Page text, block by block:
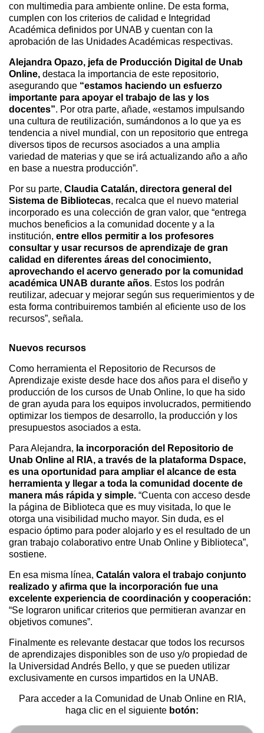
con multimedia para ambiente online. De esta forma,
cumplen con los criterios de calidad e Integridad
Académica definidos por UNAB y cuentan con la
aprobación de las Unidades Académicas respectivas.
Alejandra Opazo, jefa de Producción Digital de Unab
Online, destaca la importancia de este repositorio,
asegurando que “estamos haciendo un esfuerzo
importante para apoyar el trabajo de las y los
docentes”. Por otra parte, añade, «estamos impulsando
una cultura de reutilización, sumándonos a lo que ya es
tendencia a nivel mundial, con un repositorio que entrega
diversos tipos de recursos asociados a una amplia
variedad de materias y que se irá actualizando año a año
en base a nuestra producción”.
Por su parte, Claudia Catalán, directora general del
Sistema de Bibliotecas, recalca que el nuevo material
incorporado es una colección de gran valor, que “entrega
muchos beneficios a la comunidad docente y a la
institución, entre ellos permitir a los profesores
consultar y usar recursos de aprendizaje de gran
calidad en diferentes áreas del conocimiento,
aprovechando el acervo generado por la comunidad
académica UNAB durante años. Estos los podrán
reutilizar, adecuar y mejorar según sus requerimientos y de
esta forma contribuiremos también al eficiente uso de los
recursos”, señala.
Nuevos recursos
Como herramienta el Repositorio de Recursos de
Aprendizaje existe desde hace dos años para el diseño y
producción de los cursos de Unab Online, lo que ha sido
de gran ayuda para los equipos involucrados, permitiendo
optimizar los tiempos de desarrollo, la producción y los
presupuestos asociados a esta.
Para Alejandra, la incorporación del Repositorio de
Unab Online al RIA, a través de la plataforma Dspace,
es una oportunidad para ampliar el alcance de esta
herramienta y llegar a toda la comunidad docente de
manera más rápida y simple. “Cuenta con acceso desde
la página de Biblioteca que es muy visitada, lo que le
otorga una visibilidad mucho mayor. Sin duda, es el
espacio óptimo para poder alojarlo y es el resultado de un
gran trabajo colaborativo entre Unab Online y Biblioteca”,
sostiene.
En esa misma línea, Catalán valora el trabajo conjunto
realizado y afirma que la incorporación fue una
excelente experiencia de coordinación y cooperación:
“Se lograron unificar criterios que permitieran avanzar en
objetivos comunes”.
Finalmente es relevante destacar que todos los recursos
de aprendizajes disponibles son de uso y/o propiedad de
la Universidad Andrés Bello, y que se pueden utilizar
exclusivamente en cursos impartidos en la UNAB.
Para acceder a la Comunidad de Unab Online en RIA,
haga clic en el siguiente botón: